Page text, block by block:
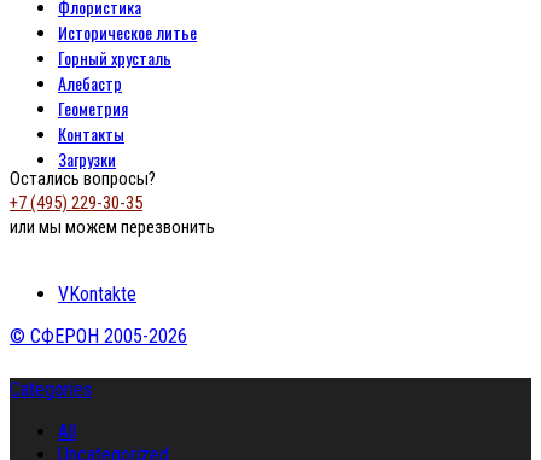
Флористика
Историческое литье
Горный хрусталь
Алебастр
Геометрия
Контакты
Загрузки
Остались вопросы?
+7 (495) 229-30-35
или мы можем перезвонить
VKontakte
© СФЕРОН 2005-2026
Categories
All
Uncategorized